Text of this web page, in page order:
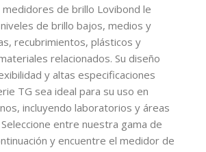
medidores de brillo Lovibond le
de brillo bajos, medios y
recubrimientos, plásticos y
relacionados. Su diseño
y altas especificaciones
TG sea ideal para su uso en
incluyendo laboratorios y áreas
entre nuestra gama de
y encuentre el medidor de